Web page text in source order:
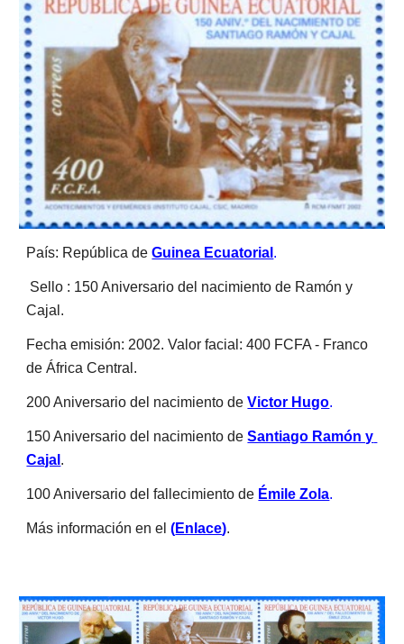
País: República de Guinea Ecuatorial .
Cajal.
Fecha emisión: 2002. Valor facial: 400 FCFA - Franco
de África Central.
200 Aniversario del nacimiento de Victor Hugo.
150 Aniversario del nacimiento de Santiago Ramón y
Cajal .
100 Aniversario del fallecimiento de Émile Zola.
Más información en el (Enlace).